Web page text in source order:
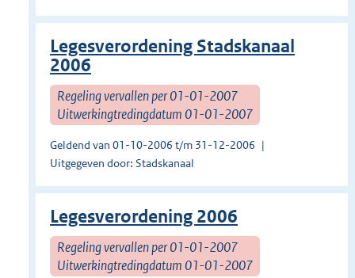
Legesverordening Stadskanaal
2006
Regeling vervallen per 01-01-2007
Uitwerkingtredingdatum 01-01-2007
Geldend van 01-10-2006 t/m 31-12-2006
Uitgegeven door: Stadskanaal
Legesverordening 2006
Regeling vervallen per 01-01-2007
Uitwerkingtredingdatum 01-01-2007